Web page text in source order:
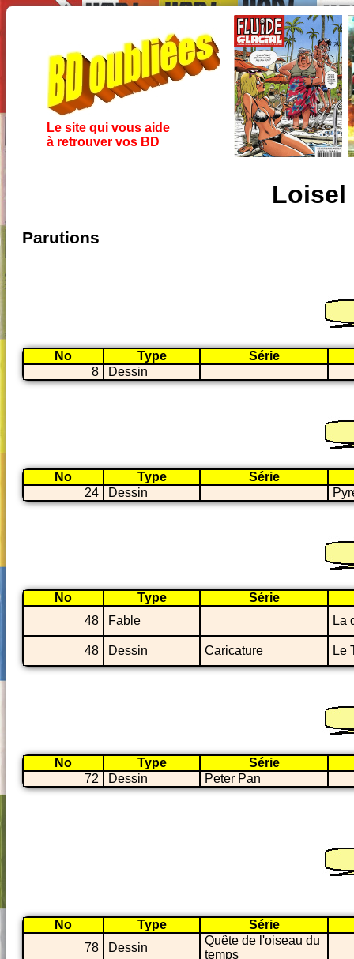
Le site qui vous aide
à retrouver vos BD
Loisel
Parutions
No Type
Série
8
Dessin
No Type
Série
24
Dessin
No Type
Série
48
Fable La
48 Dessin Caricature Le
No Type
Série
72
Dessin Peter Pan
No Type
Série
78
Dessin
Quête de l'oiseau du
temps